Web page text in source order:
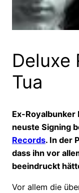
Deluxe
Tua
Ex-Royalbunker
neuste Signing
Records. In der
dass ihn vor
beeindruckt
Vor allem die